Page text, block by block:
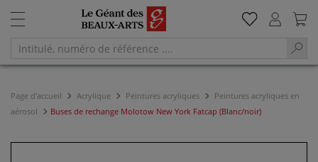
Page d'accueil Acrylique Peintures acryliques
Peintures acryliques en
aérosol
Buses de rechange Molotow New York Fatcap (Blanc/noir)